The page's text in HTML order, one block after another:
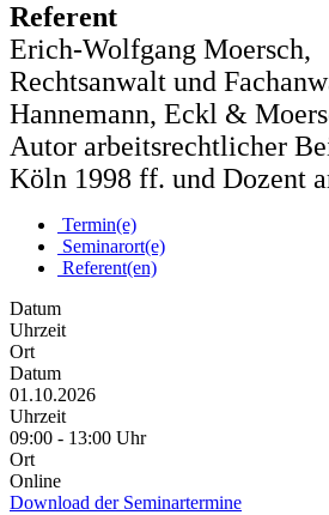
Referent
Erich-Wolfgang Moersch,
Rechtsanwalt und
Hannemann, Eckl &
Autor arbeitsrechtlicher
Köln 1998 ff. und Dozent
Termin(e)
Seminarort(e)
Referent(en)
Datum
Uhrzeit
Ort
Datum
01.10.2026
Uhrzeit
09:00 - 13:00 Uhr
Ort
Online
Download der Seminartermine